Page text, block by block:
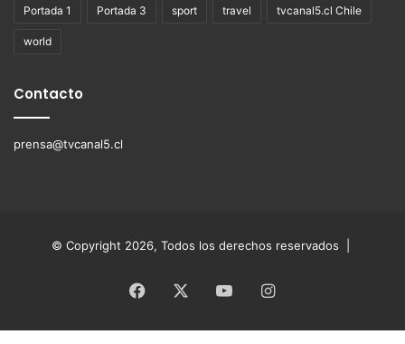
Portada 1 Portada 3 sport travel tvcanal5.cl Chile
world
Contacto
prensa@tvcanal5.cl
© Copyright 2026, Todos los derechos reservados |
Facebook YouTubeInstagram